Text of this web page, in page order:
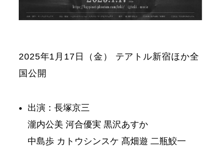
2025年1月17日（金） テアトル新宿ほか全
国公開
出演：長塚京三
瀧内公美 河合優実 黒沢あすか
中島歩 カトウシンスケ 髙畑遊 二瓶鮫一